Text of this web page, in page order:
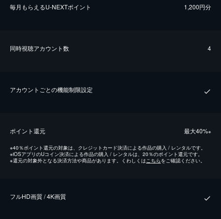
毎⽉もらえるU-NEXTポイント 1,200円分
同時視聴アカウント数 4
アカウントごとの機能制限設定
ポイント還元 最⼤40%※
※40％ポイント還元の対象は、クレジットカード決済による作品の購入 / レンタルです。
※iOSアプリのUコイン決済による作品の購入 / レンタルは、20％のポイント還元です。
※還元の対象外となる決済方法や商品があります。くわしくは こちらをご確認ください。
フルHD画質 / 4K画質